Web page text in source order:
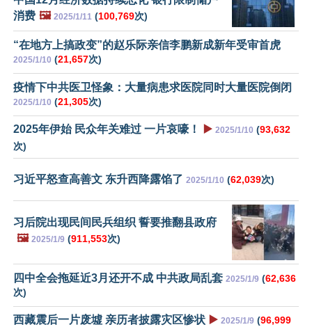
消费 🖼️ 2025/1/11 (100,769次)
“在地方上搞政变”的赵乐际亲信李鹏新成新年受审首虎
2025/1/10 (21,657次)
疫情下中共医卫怪象：大量病患求医院同时大量医院倒闭
2025/1/10 (21,305次)
2025年伊始 民众年关难过 一片哀嚎！ ▶️ 2025/1/10 (93,632
次)
习近平怒查高善文 东升西降露馅了 2025/1/10 (62,039次)
习后院出现民间民兵组织 誓要推翻县政府
🖼️ 2025/1/9 (911,553次)
四中全会拖延近3月还开不成 中共政局乱套 2025/1/9 (62,636
次)
西藏震后一片废墟 亲历者披露灾区惨状 ▶️ 2025/1/9 (96,999